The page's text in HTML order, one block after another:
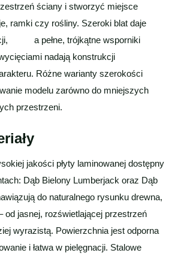
ściany i stworzyć miejsce
ramki czy rośliny. Szeroki blat daje
a pełne, trójkątne wsporniki
nadają konstrukcji
Różne warianty szerokości
modelu zarówno do mniejszych
przestrzeni.
jakości płyty laminowanej dostępny
Dąb Bielony Lumberjack oraz Dąb
do naturalnego rysunku drewna,
od jasnej, rozświetlającej przestrzeń
wyrazistą. Powierzchnia jest odporna
i łatwa w pielęgnacji. Stalowe